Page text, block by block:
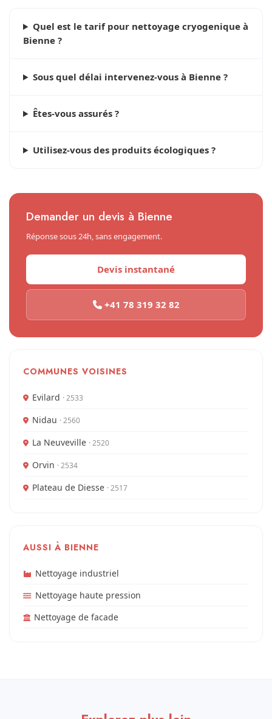
Quel est le tarif pour nettoyage cryogenique à
Bienne ?
Sous quel délai intervenez-vous à Bienne ?
Êtes-vous assurés ?
Utilisez-vous des produits écologiques ?
Demander un devis à Bienne
Réponse sous 24h, sans engagement.
Devis instantané
+41 78 319 32 82
COMMUNES VOISINES
Evilard · 2533
Nidau · 2560
La Neuveville · 2520
Orvin · 2534
Plateau de Diesse · 2517
AUSSI À BIENNE
Nettoyage industriel
Nettoyage haute pression
Nettoyage de facade